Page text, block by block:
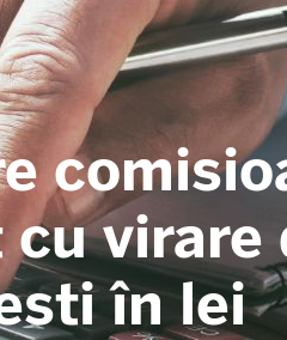
virare
în lei